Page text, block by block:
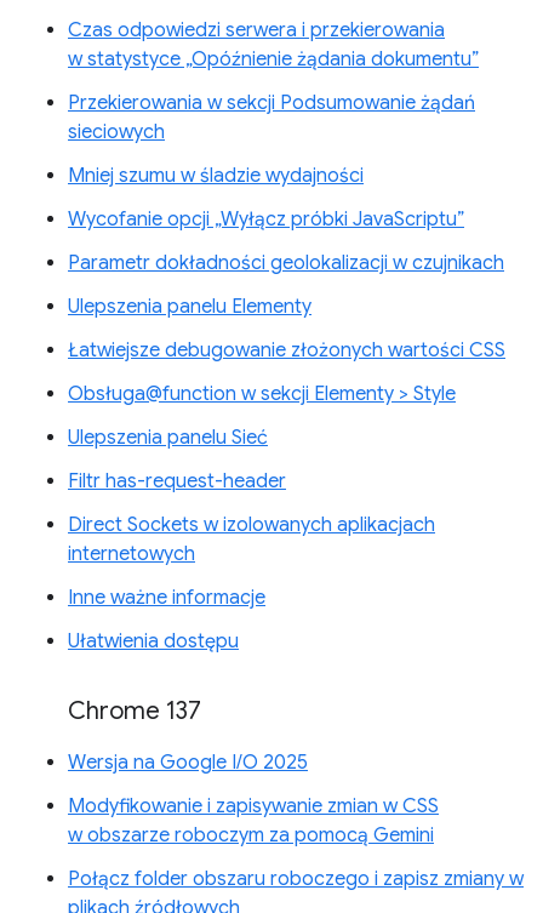
Czas odpowiedzi serwera i przekierowania
w statystyce „Opóźnienie żądania dokumentu”
Przekierowania w sekcji Podsumowanie żądań
sieciowych
Mniej szumu w śladzie wydajności
Wycofanie opcji „Wyłącz próbki JavaScriptu”
Parametr dokładności geolokalizacji w czujnikach
Ulepszenia panelu Elementy
Łatwiejsze debugowanie złożonych wartości CSS
Obsługa@function w sekcji Elementy > Style
Ulepszenia panelu Sieć
Filtr has-request-header
Direct Sockets w izolowanych aplikacjach
internetowych
Inne ważne informacje
Ułatwienia dostępu
Chrome 137
Wersja na Google I/O 2025
Modyfikowanie i zapisywanie zmian w CSS
w obszarze roboczym za pomocą Gemini
Połącz folder obszaru roboczego i zapisz zmiany w
plikach źródłowych